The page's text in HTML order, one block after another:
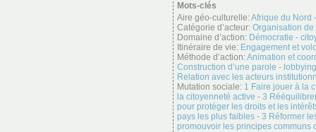
Mots-clés
Aire géo-culturelle:Afrique du Nord
Catégorie d’acteur: Organisation
Domaine d’action: Démocratie -
Itinéraire de vie: Engagement et
Méthode d’action:Animation et
Construction d’une parole - lobbying
Relation avec les acteurs
Mutation sociale: 1 Faire jouer à la
la citoyenneté active - 3
pour protéger les droits et les
pays les plus faibles - 3 Réformer
promouvoir les principes